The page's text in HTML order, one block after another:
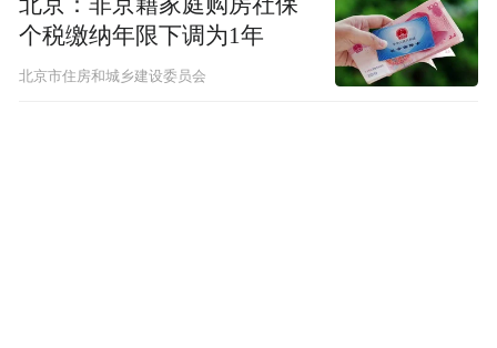
但随着时间流逝，大家发现，甜馨更多的其
个税缴纳年限下调为1年
北京市住房和城乡建设委员会